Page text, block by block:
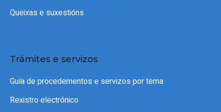
Queixas e suxestións
Trámites e servizos
Guía de procedementos e servizos por tema
Rexistro electrónico